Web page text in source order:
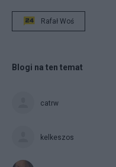
Rafał Woś
Blogi na ten temat
catrw
kelkeszos